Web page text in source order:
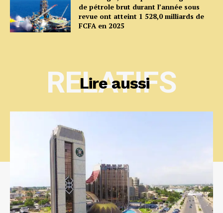
de pétrole brut durant l’année sous
revue ont atteint 1 528,0 milliards de
FCFA en 2025
Lire aussi
RELATIFS